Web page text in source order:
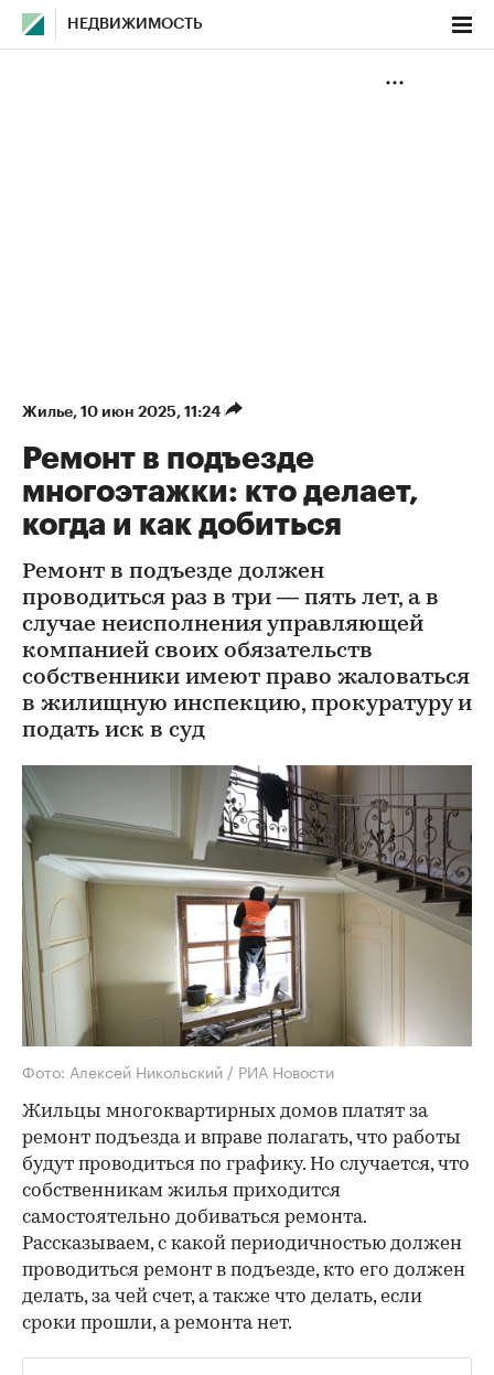
НЕДВИЖИМОСТЬ
Жилье⁠, 10 июн 2025, 11:24
Ремонт в подъезде
многоэтажки: кто делает,
когда и как добиться
Ремонт в подъезде должен
проводиться раз в три — пять лет, а в
случае неисполнения управляющей
компанией своих обязательств
собственники имеют право жаловаться
в жилищную инспекцию, прокуратуру и
подать иск в суд
Фото: Алексей Никольский / РИА Новости
Жильцы многоквартирных домов платят за
ремонт подъезда и вправе полагать, что работы
будут проводиться по графику. Но случается, что
собственникам жилья приходится
самостоятельно добиваться ремонта.
Рассказываем, с какой периодичностью должен
проводиться ремонт в подъезде, кто его должен
делать, за чей счет, а также что делать, если
сроки прошли, а ремонта нет.